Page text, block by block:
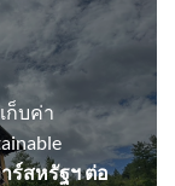
ก็บค่า
ร์สหรัฐฯ ต่อ